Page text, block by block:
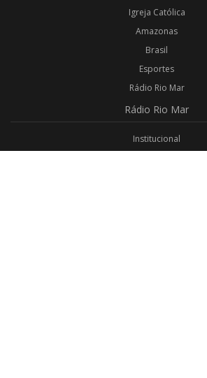
Igreja Católica
Amazonas
Brasil
Esportes
Rádio Rio Mar
Rádio Rio Mar
Institucional